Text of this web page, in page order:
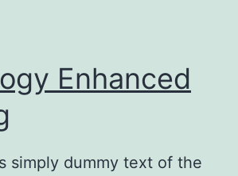
Enhanced
simply dummy text of the